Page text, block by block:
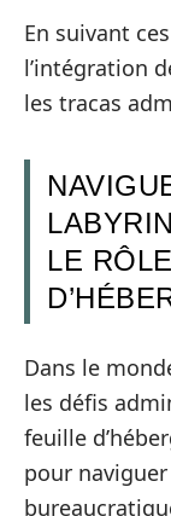
En suivant
l’intégration
les tracas
LE
Dans le
les défis
feuille
pour